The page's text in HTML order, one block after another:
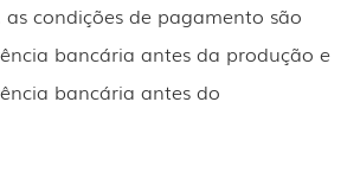
condições de pagamento são
bancária antes da produção e
bancária antes do